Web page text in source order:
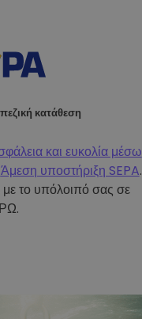
κατάθεση
και ευκολία μέσω
Άμεση υποστήριξη SEPA.
το υπόλοιπό σας σε